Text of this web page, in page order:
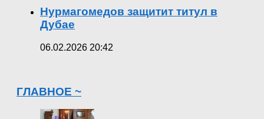
Нурмагомедов защитит титул в
Дубае
06.02.2026 20:42
ГЛАВНОЕ ~